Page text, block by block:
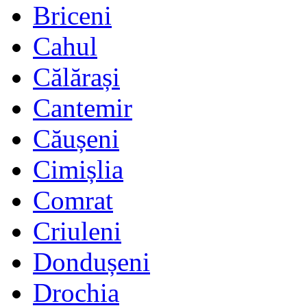
Briceni
Cahul
Călărași
Cantemir
Căușeni
Cimișlia
Comrat
Criuleni
Dondușeni
Drochia